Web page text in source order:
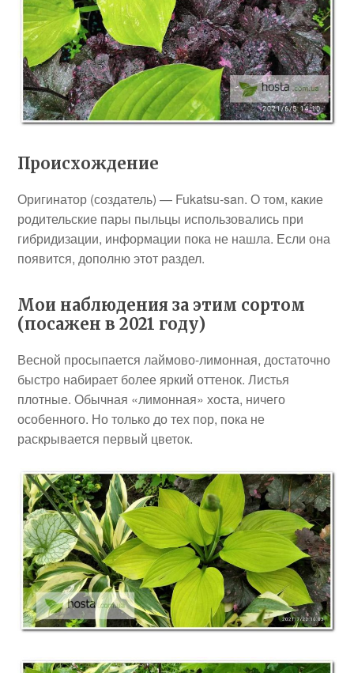
Происхождение
Оригинатор (создатель) — Fukatsu-san. О том, какие
родительские пары пыльцы использовались при
гибридизации, информации пока не нашла. Если она
появится, дополню этот раздел.
Мои наблюдения за этим сортом
(посажен в 2021 году)
Весной просыпается лаймово-лимонная, достаточно
быстро набирает более яркий оттенок. Листья
плотные. Обычная «лимонная» хоста, ничего
особенного. Но только до тех пор, пока не
раскрывается первый цветок.